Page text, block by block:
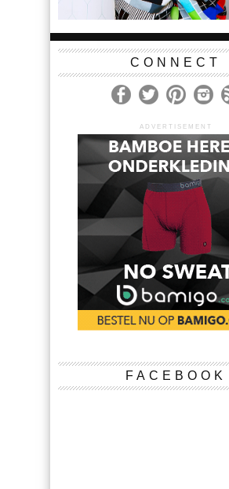
CONNECT
ADVERTISEMENT
FACEBOOK